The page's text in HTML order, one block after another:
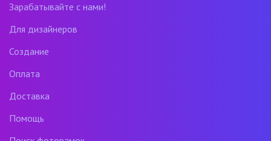
Зарабатывайте с нами!
Для дизайнеров
Создание
Оплата
Доставка
Помощь